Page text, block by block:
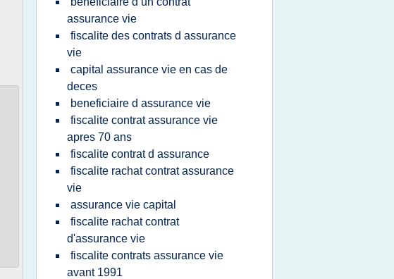
assurance vie
fiscalite des contrats d assurance
vie
capital assurance vie en cas de
deces
beneficiaire d assurance vie
fiscalite contrat assurance vie
apres 70 ans
fiscalite contrat d assurance
fiscalite rachat contrat assurance
vie
assurance vie capital
fiscalite rachat contrat
d'assurance vie
fiscalite contrats assurance vie
avant 1991